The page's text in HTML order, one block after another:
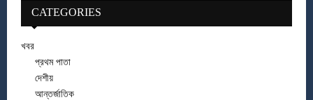
CATEGORIES
খবর
প্রথম পাতা
দেশীয়
আন্তর্জাতিক